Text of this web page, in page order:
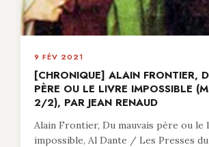
9 FÉV 2021
[CHRONIQUE] ALAIN FRONTIER,
PÈRE OU LE LIVRE IMPOSSIBLE
2/2), PAR JEAN RENAUD
Alain Frontier, Du mauvais père ou le
impossible, Al Dante / Les Presses